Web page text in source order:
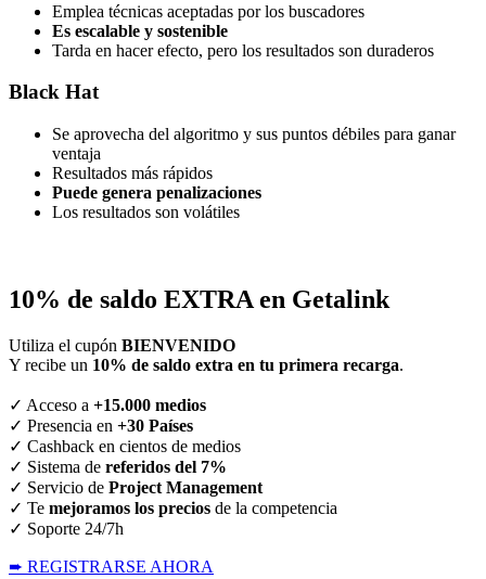
Emplea técnicas aceptadas por los buscadores
Es escalable y sostenible
Tarda en hacer efecto, pero los resultados son duraderos
Black Hat
Se aprovecha del algoritmo y sus puntos débiles para ganar
ventaja
Resultados más rápidos
Puede genera penalizaciones
Los resultados son volátiles
10% de saldo EXTRA en Getalink
Utiliza el cupón BIENVENIDO
Y recibe un 10% de saldo extra en tu primera recarga.
✓ Acceso a +15.000 medios
✓ Presencia en +30 Países
✓ Cashback en cientos de medios
✓ Sistema de referidos del 7%
✓ Servicio de Project Management
✓ Te mejoramos los precios de la competencia
✓ Soporte 24/7h
➨ REGISTRARSE AHORA